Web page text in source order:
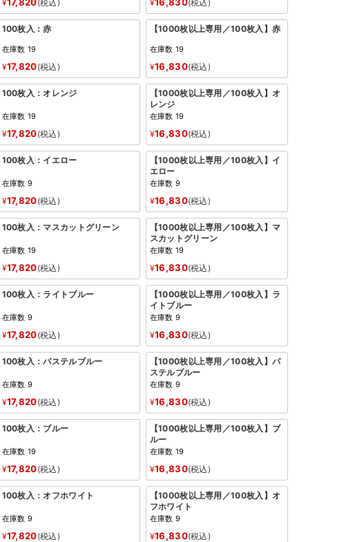
¥ 税込 ¥ 税込
100枚入：赤
在庫数 19
¥17,820 税込
【1000枚以上専用／100枚入】赤
在庫数 19
¥16,830 税込
100枚入：オレンジ
在庫数 19
¥17,820 税込
【1000枚以上専用／100枚入】オ
レンジ
在庫数 19
¥16,830 税込
100枚入：イエロー
在庫数 9
¥17,820 税込
【1000枚以上専用／100枚入】イ
エロー
在庫数 9
¥16,830 税込
100枚入：マスカットグリーン
在庫数 19
¥17,820 税込
【1000枚以上専用／100枚入】マ
スカットグリーン
在庫数 19
¥16,830 税込
100枚入：ライトブルー
在庫数 9
¥17,820 税込
【1000枚以上専用／100枚入】ラ
イトブルー
在庫数 9
¥16,830 税込
100枚入：パステルブルー
在庫数 9
¥17,820 税込
【1000枚以上専用／100枚入】パ
ステルブルー
在庫数 9
¥16,830 税込
100枚入：ブルー
在庫数 19
¥17,820 税込
【1000枚以上専用／100枚入】ブ
ルー
在庫数 19
¥16,830 税込
100枚入：オフホワイト
在庫数 9
¥17,820 税込
【1000枚以上専用／100枚入】オ
フホワイト
在庫数 9
¥16,830 税込